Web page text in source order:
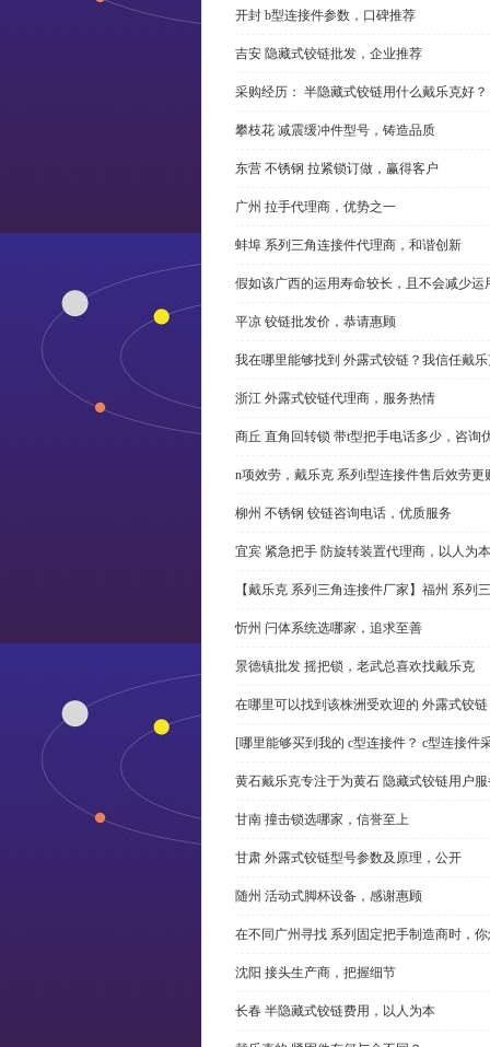
开封 b型连接件参数，口碑推荐
吉安 隐藏式铰链批发，企业推荐
采购经历： 半隐藏式铰链用什么戴乐克好？
攀枝花 减震缓冲件型号，铸造品质
东营 不锈钢 拉紧锁订做，赢得客户
广州 拉手代理商，优势之一
蚌埠 系列三角连接件代理商，和谐创新
假如该广西的运用寿命较长，且不会减少
平凉 铰链批发价，恭请惠顾
我在哪里能够找到 外露式铰链？我信任戴
浙江 外露式铰链代理商，服务热情
商丘 直角回转锁 带t型把手电话多少，咨询
n项效劳，戴乐克 系列i型连接件售后效劳更
柳州 不锈钢 铰链咨询电话，优质服务
宜宾 紧急把手 防旋转装置代理商，以人为本
【戴乐克 系列三角连接件厂家】福州 系列
忻州 闩体系统选哪家，追求至善
景德镇批发 摇把锁，老武总喜欢找戴乐克
在哪里可以找到该株洲受欢迎的 外露式铰
[哪里能够买到我的 c型连接件？ c型连接件
黄石戴乐克专注于为黄石 隐藏式铰链用户
甘南 撞击锁选哪家，信誉至上
甘肃 外露式铰链型号参数及原理，公开
随州 活动式脚杯设备，感谢惠顾
在不同广州寻找 系列固定把手制造商时，
沈阳 接头生产商，把握细节
长春 半隐藏式铰链费用，以人为本